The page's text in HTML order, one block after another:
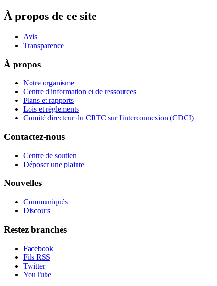
À propos de ce site
Avis
Transparence
À propos
Notre organisme
Centre d'information et de ressources
Plans et rapports
Lois et règlements
Comité directeur du CRTC sur l'interconnexion (CDCI)
Contactez-nous
Centre de soutien
Déposer une plainte
Nouvelles
Communiqués
Discours
Restez branchés
Facebook
Fils RSS
Twitter
YouTube